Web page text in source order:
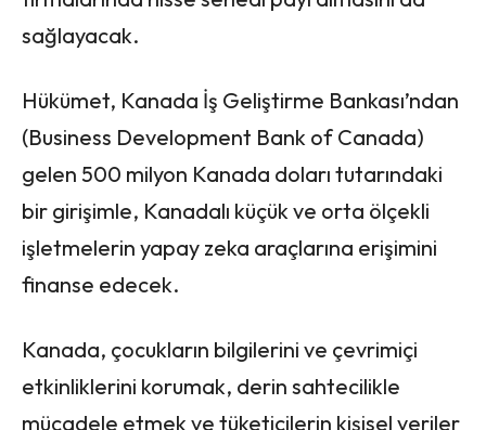
sağlayacak.
Hükümet, Kanada İş Geliştirme Bankası’ndan
(Business Development Bank of Canada)
gelen 500 milyon Kanada doları tutarındaki
bir girişimle, Kanadalı küçük ve orta ölçekli
işletmelerin yapay zeka araçlarına erişimini
finanse edecek.
Kanada, çocukların bilgilerini ve çevrimiçi
etkinliklerini korumak, derin sahtecilikle
mücadele etmek ve tüketicilerin kişisel veriler